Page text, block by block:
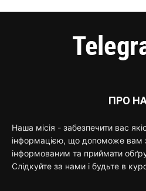
ПРО
Наша місія - забезпечити вас
інформацією, що допоможе вам
інформованим та приймати
Слідкуйте за нами і будьте в